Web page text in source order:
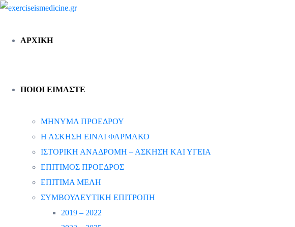
ΑΡΧΙΚΗ
ΠΟΙΟΙ ΕΙΜΑΣΤΕ
ΜΗΝΥΜΑ ΠΡΟΕΔΡΟΥ
Η ΑΣΚΗΣΗ ΕΙΝΑΙ ΦΑΡΜΑΚΟ
ΙΣΤΟΡΙΚΗ ΑΝΑΔΡΟΜΗ – ΑΣΚΗΣΗ ΚΑΙ ΥΓΕΙΑ
ΕΠΙΤΙΜΟΣ ΠΡΟΕΔΡΟΣ
ΕΠΙΤΙΜΑ ΜΕΛΗ
ΣΥΜΒΟΥΛΕΥΤΙΚΗ ΕΠΙΤΡΟΠΗ
2019 – 2022